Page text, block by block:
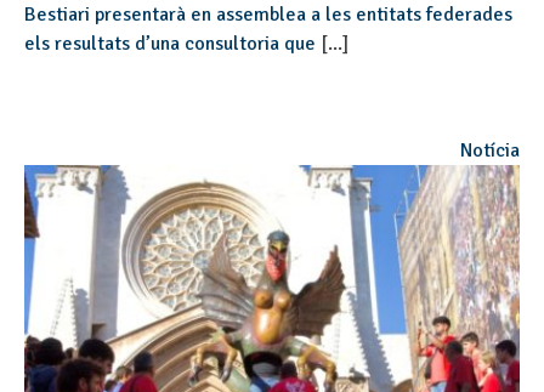
Bestiari presentarà en assemblea a les entitats federades
els resultats d’una consultoria que [...]
Notícia